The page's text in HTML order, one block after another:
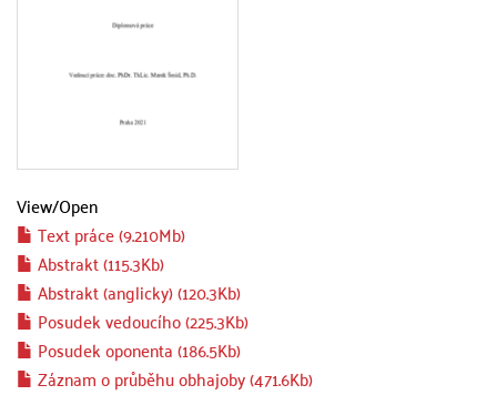
View/Open
Text práce (9.210Mb)
Abstrakt (115.3Kb)
Abstrakt (anglicky) (120.3Kb)
Posudek vedoucího (225.3Kb)
Posudek oponenta (186.5Kb)
Záznam o průběhu obhajoby (471.6Kb)